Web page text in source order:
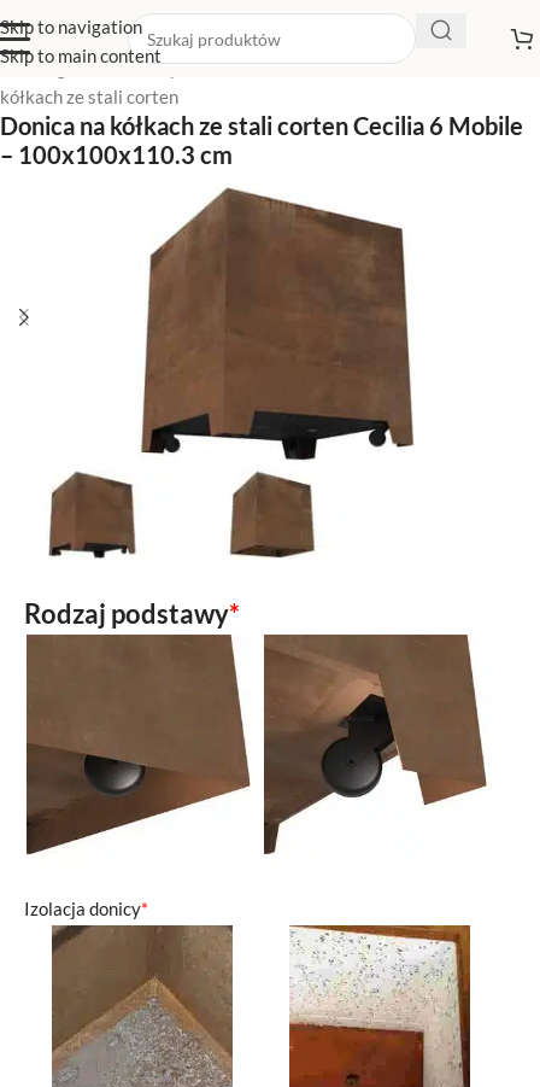
Skip to navigation
Skip to main content
Strona główna/Sklep z donicami/Donice na kółkach
kółkach ze stali corten
Donica na kółkach ze stali corten Cecilia 6 Mobile
– 100x100x110.3 cm
*
Rodzaj podstawy
*
Izolacja donicy